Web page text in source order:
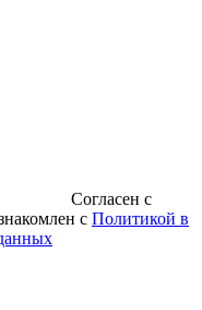
Согласен с
с Политикой в